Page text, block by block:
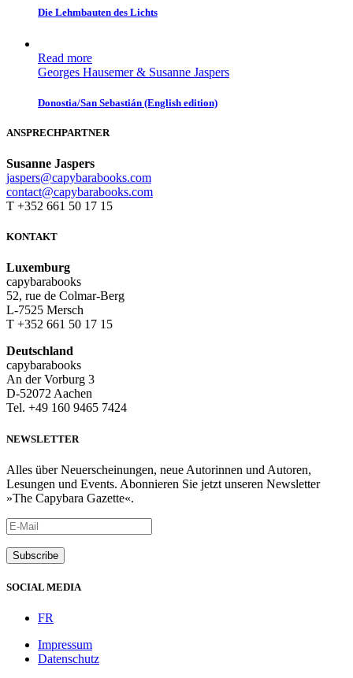
Die Lehmbauten des Lichts
Read more
Georges Hausemer & Susanne Jaspers
Donostia/San Sebastián (English edition)
ANSPRECHPARTNER
Susanne Jaspers
jaspers@capybarabooks.com
contact@capybarabooks.com
T +352 661 50 17 15
KONTAKT
Luxemburg
capybarabooks
52, rue de Colmar-Berg
L-7525 Mersch
T +352 661 50 17 15
Deutschland
capybarabooks
An der Vorburg 3
D-52072 Aachen
Tel. +49 160 9465 7424
NEWSLETTER
Alles über Neuerscheinungen, neue Autorinnen und Autoren,
Lesungen und Events. Abonnieren Sie jetzt unseren Newsletter
»The Capybara Gazette«.
SOCIAL MEDIA
FR
Impressum
Datenschutz